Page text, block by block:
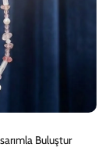
Buluştur